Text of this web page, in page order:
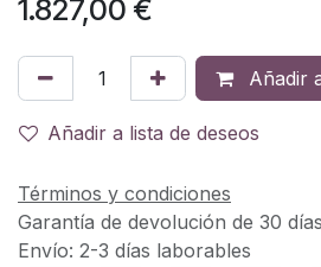
1.827,00 €
Añadir
Añadir a lista de deseos
Términos y condiciones
Garantía de devolución de 30 días
Envío: 2-3 días laborables